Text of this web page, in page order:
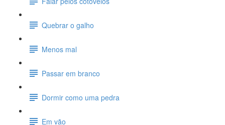
Quebrar o galho
Menos mal
Passar em branco
Dormir como uma pedra
Em vão